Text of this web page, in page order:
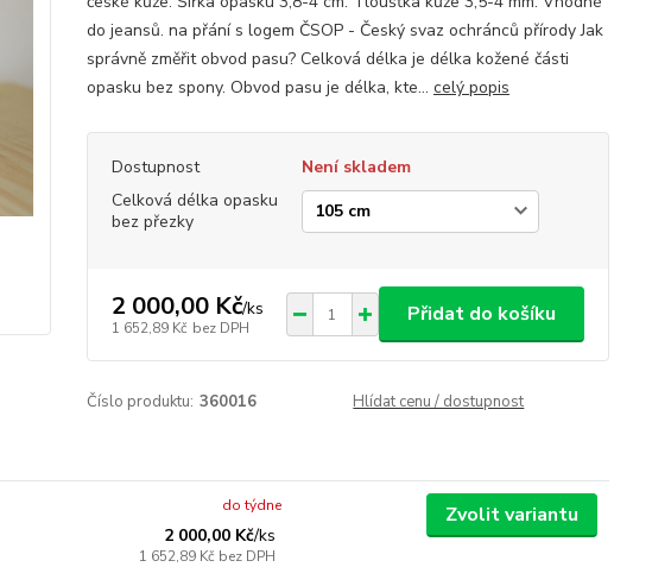
do jeansů. na přání s logem ČSOP - Český svaz ochránců přírody Jak
správně změřit obvod pasu? Celková délka je délka kožené části
opasku bez spony. Obvod pasu je délka, kte... celý popis
Dostupnost
Není skladem
Celková délka opasku
bez přezky
2 000,00 Kč/ks
1 652,89 Kč bez DPH
Přidat do košíku
Číslo produktu: 360016 Hlídat cenu / dostupnost
2 000,00 Kč/ks
1 652,89 Kč bez DPH
do týdne Zvolit variantu